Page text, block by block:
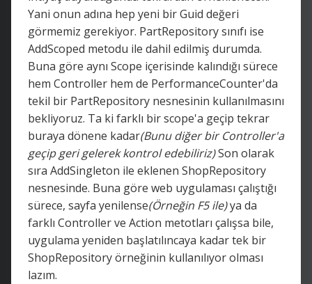
Yani onun adına hep yeni bir Guid değeri
görmemiz gerekiyor. PartRepository sınıfı ise
AddScoped metodu ile dahil edilmiş durumda.
Buna göre aynı Scope içerisinde kalındığı sürece
hem Controller hem de PerformanceCounter'da
tekil bir PartRepository nesnesinin kullanılmasını
bekliyoruz. Ta ki farklı bir scope'a geçip tekrar
buraya dönene kadar(Bunu diğer bir Controller'a
geçip geri gelerek kontrol edebiliriz)Son olarak
sıra AddSingleton ile eklenen ShopRepository
nesnesinde. Buna göre web uygulaması çalıştığı
sürece, sayfa yenilense(Örneğin F5 ile)ya da
farklı Controller ve Action metotları çalışsa bile,
uygulama yeniden başlatılıncaya kadar tek bir
ShopRepository örneğinin kullanılıyor olması
lazım.